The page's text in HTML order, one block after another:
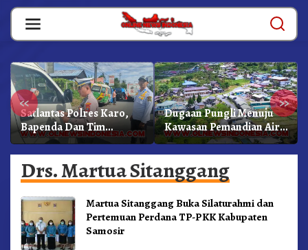
Skip
content
« »
Satlantas Polres Karo,
Bapenda Dan Tim
Lainnya Gelar Oprasi
Sadar Pajak Kenderaan
Dugaan Pungli Menuju
Kawasan Pemandian Air
Panas Semangat Gunung
– Doulu Foto Dan
Videokan!
Drs. Martua Sitanggang
Martua Sitanggang Buka Silaturahmi dan
Pertemuan Perdana TP-PKK Kabupaten
Samosir